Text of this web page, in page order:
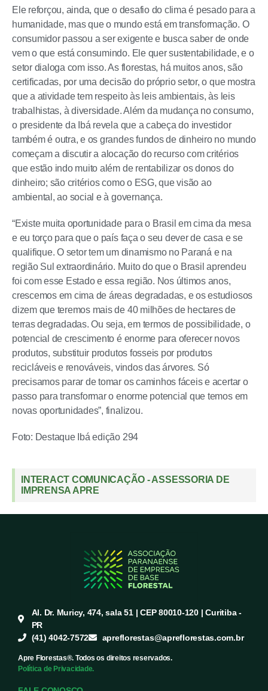
Ele reforçou, ainda, que o desafio do clima é pesado para a
humanidade, mas que o mundo está em transformação. O
consumidor passou a ser exigente e busca saber de onde
vem o que está consumindo. Ele quer sustentabilidade, e o
setor dialoga com isso. As florestas, há muitos anos, são
certificadas, por uma decisão do próprio setor, o que mostra
que a atividade tem respeito às leis ambientais, às leis
trabalhistas, à diversidade. Além da mudança no consumo,
o presidente da Ibá revela que a cabeça do investidor
também é outra, e os grandes fundos de dinheiro no mundo
começam a discutir a alocação do recurso com critérios
que estão indo muito além de rentabilizar os donos do
dinheiro; são critérios como o ESG, que visão ao
ambiental, ao social e à governança.
“Existe muita oportunidade para o Brasil em cima da mesa
e eu torço para que o país faça o seu dever de casa e se
qualifique. O setor tem um dinamismo no Paraná e na
região Sul extraordinário. Muito do que o Brasil aprendeu
foi com esse Estado e essa região. Nos últimos anos,
crescemos em cima de áreas degradadas, e os estudiosos
dizem que teremos mais de 40 milhões de hectares de
terras degradadas. Ou seja, em termos de possibilidade, o
potencial de crescimento é enorme para oferecer novos
produtos, substituir produtos fosseis por produtos
recicláveis e renováveis, vindos das árvores. Só
precisamos parar de tomar os caminhos fáceis e acertar o
passo para transformar o enorme potencial que temos em
novas oportunidades”, finalizou.
Foto: Destaque Ibá edição 294
INTERACT COMUNICAÇÃO - ASSESSORIA DE
IMPRENSA APRE
Al. Dr. Muricy, 474, sala 51 | CEP 80010-120 | Curitiba -
PR
(41) 4042-7572
apreflorestas@apreflorestas.com.br
Apre Florestas®. Todos os direitos reservados.
Política de Privacidade.